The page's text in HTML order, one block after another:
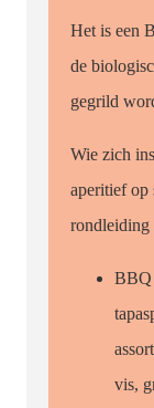
Het is een
de
gegrild
Wie zich
aperitief op
rondleiding
BBQ
vis,